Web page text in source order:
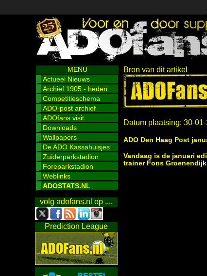
MENU
Actueel Nieuws
Archief 1905 - heden
Competitieschema
ADO-post archief
ADOfans visit
Downloads
Wallpapers
De ADO Kassahuisjes
Zuiderparkstadion
Foreparkstadion
Weblinks
ADOSTATS.NL
volg adofans.nl op ....
Prediction League
Bron van dit artikel
Datum plaatsing: 30-
ADO Den Haag Post
Vandaag is de januari
trainer Fons